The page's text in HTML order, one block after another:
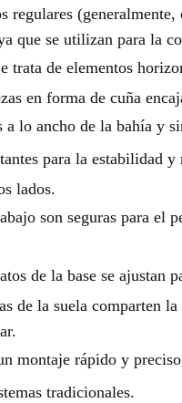
regulares
que se utilizan para la
trata de elementos
en forma de cuña
a lo ancho de la bahía y
para la estabilidad
lados.
son seguras para el
de la base se ajustan
de la suela comparten
montaje rápido y
tradicionales.